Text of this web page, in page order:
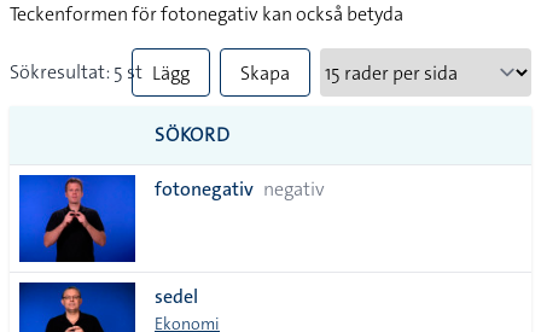
Teckenformen för fotonegativ kan också betyda
Sökresultat: 5 st Lägg
till
alla i
Skapa
SÖKORD
fotonegativ negativ
sedel
Ekonomi